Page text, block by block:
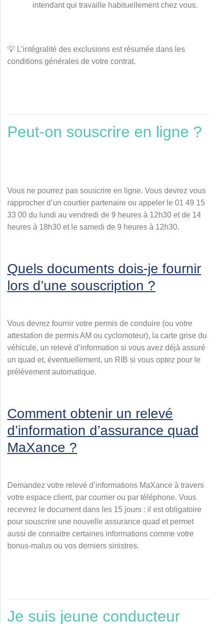
intendant qui travaille habituellement chez vous.
💡 L’intégralité des exclusions est résumée dans les
conditions générales de votre contrat.
Peut-on souscrire en ligne ?
Vous ne pourrez pas souscrire en ligne. Vous devrez vous
rapprocher d’un courtier partenaire ou appeler le 01 49 15
33 00 du lundi au vendredi de 9 heures à 12h30 et de 14
heures à 18h30 et le samedi de 9 heures à 12h30.
Quels documents dois-je fournir
lors d’une souscription ?
Vous devrez fournir votre permis de conduire (ou votre
attestation de permis AM ou cyclomoteur), la carte grise du
véhicule, un relevé d’information si vous avez déjà assuré
un quad et, éventuellement, un RIB si vous optez pour le
prélèvement automatique.
Comment obtenir un relevé
d’information d’assurance quad
MaXance ?
Demandez votre relevé d’informations MaXance à travers
votre espace client, par courrier ou par téléphone. Vous
recevrez le document dans les 15 jours : il est obligatoire
pour souscrire une nouvelle assurance quad et permet
aussi de connaitre certaines informations comme votre
bonus-malus ou vos derniers sinistres.
Je suis jeune conducteur